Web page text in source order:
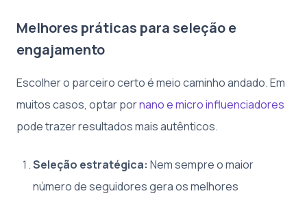
Melhores práticas para seleção e
engajamento
Escolher o parceiro certo é meio caminho andado. Em
muitos casos, optar pornano e micro influenciadores
pode trazer resultados mais autênticos.
Seleção estratégica: Nem sempre o maior
número de seguidores gera os melhores